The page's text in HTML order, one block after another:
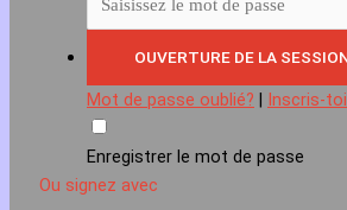
Mot de passe oublié? | Inscris-toi
Enregistrer le mot de passe
Ou signez avec